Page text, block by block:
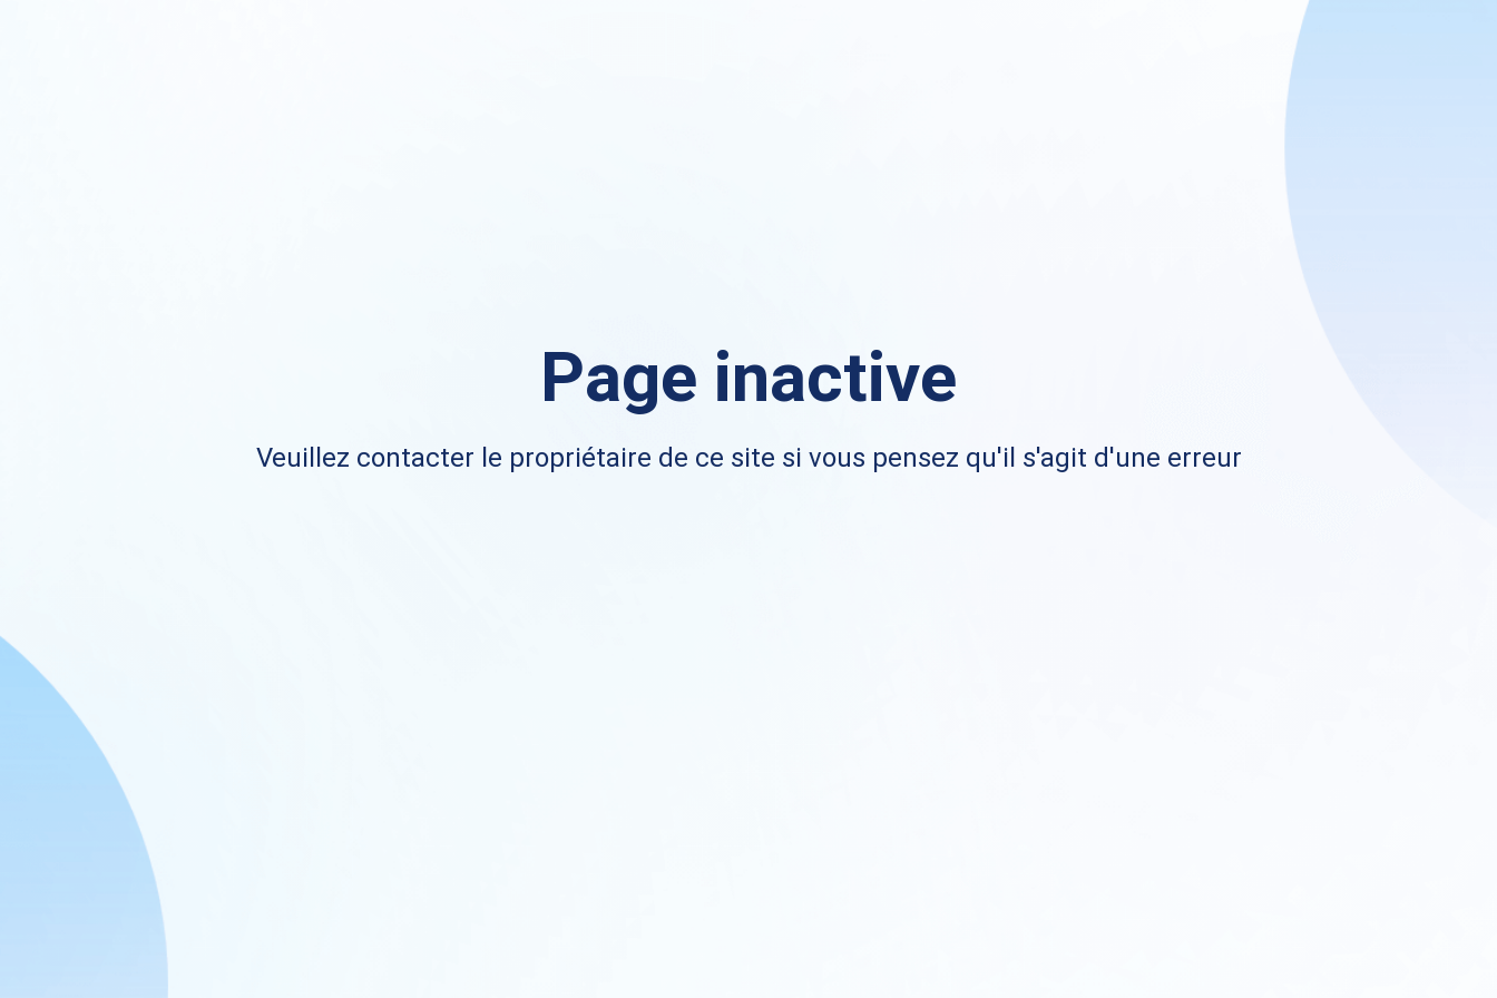
Page inactive
Veuillez contacter le propriétaire de ce site si vous pensez qu'il s'agit d'une erreur